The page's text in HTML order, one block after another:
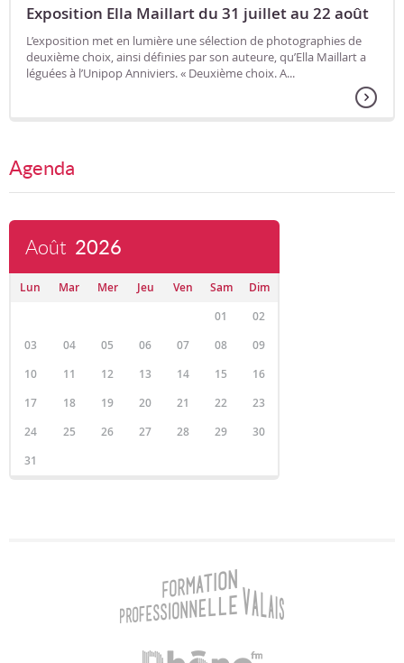
Exposition Ella Maillart du 31 juillet au 22 août
L’exposition met en lumière une sélection de photographies de
deuxième choix, ainsi définies par son auteure, qu’Ella Maillart a
léguées à l’Unipop Anniviers. « Deuxième choix. A...
Agenda
Août 2026
Lun Mar Mer Jeu Ven Sam
Dim
01
02
03
04 05 06 07 08
09
10
11 12 13 14 15
16
17
18 19 20 21 22
23
24
25 26 27 28 29
30
31